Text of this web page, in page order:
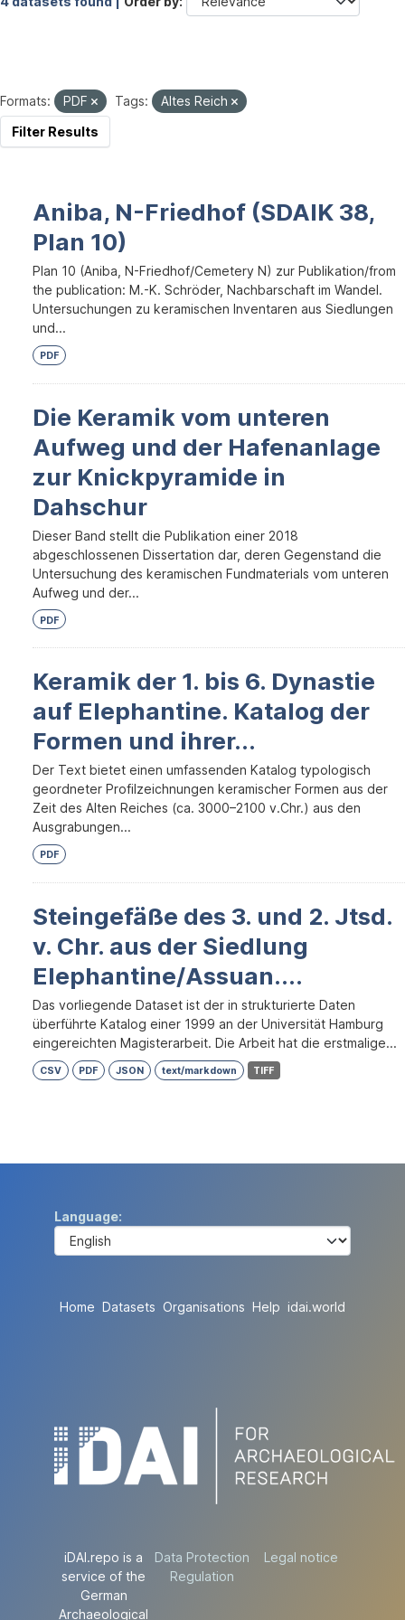
Formats: PDF Tags:
Altes Reich
Filter Results
Aniba, N-Friedhof (SDAIK 38,
Plan 10)
Plan 10 (Aniba, N-Friedhof/Cemetery N) zur Publikation/from
the publication: M.-K. Schröder, Nachbarschaft im Wandel.
Untersuchungen zu keramischen Inventaren aus Siedlungen
und...
PDF
Die Keramik vom unteren
Aufweg und der Hafenanlage
zur Knickpyramide in
Dahschur
Dieser Band stellt die Publikation einer 2018
abgeschlossenen Dissertation dar, deren Gegenstand die
Untersuchung des keramischen Fundmaterials vom unteren
Aufweg und der...
PDF
Keramik der 1. bis 6. Dynastie
auf Elephantine. Katalog der
Formen und ihrer...
Der Text bietet einen umfassenden Katalog typologisch
geordneter Profilzeichnungen keramischer Formen aus der
Zeit des Alten Reiches (ca. 3000–2100 v.Chr.) aus den
Ausgrabungen...
PDF
Steingefäße des 3. und 2. Jtsd.
v. Chr. aus der Siedlung
Elephantine/Assuan....
Das vorliegende Dataset ist der in strukturierte Daten
überführte Katalog einer 1999 an der Universität Hamburg
eingereichten Magisterarbeit. Die Arbeit hat die erstmalige...
CSV PDF JSON text/markdown TIFF
Language
Home Datasets Organisations Help idai.world
iDAI.repo is a
service of the
German
Archaeological
Data Protection
Regulation
Legal notice